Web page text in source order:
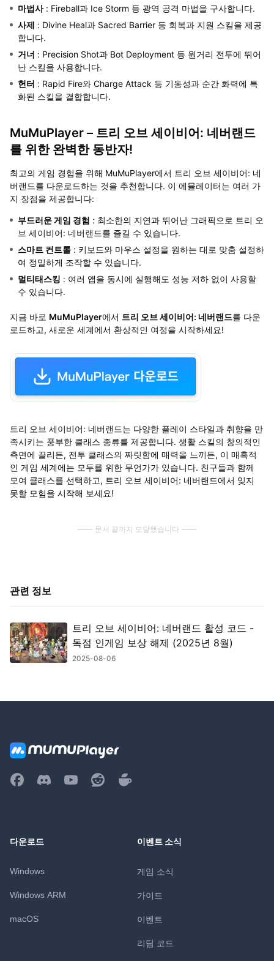
마법사: Fireball과 Ice Storm 등 광역 공격 마법을 구사합니다.
사제 : Divine Heal과 Sacred Barrier 등 회복과 지원 스킬을 제공
합니다.
거너 : Precision Shot과 Bot Deployment 등 원거리 전투에 뛰어
난 스킬을 사용합니다.
헌터 : Rapid Fire와 Charge Attack 등 기동성과 순간 화력에 특
화된 스킬을 결합합니다.
MuMuPlayer – 트리 오브 세이비어: 네버랜드
를 위한 완벽한 동반자!
최고의 게임 경험을 위해 MuMuPlayer에서 트리 오브 세이비어: 네
버랜드를 다운로드하는 것을 추천합니다. 이 에뮬레이터는 여러 가
지 장점을 제공합니다:
부드러운 게임 경험 : 최소한의 지연과 뛰어난 그래픽으로 트리 오
브 세이비어: 네버랜드를 즐길 수 있습니다.
스마트 컨트롤: 키보드와 마우스 설정을 원하는 대로 맞춤 설정하
여 정밀하게 조작할 수 있습니다.
멀티태스킹 : 여러 앱을 동시에 실행해도 성능 저하 없이 사용할
수 있습니다.
지금 바로 MuMuPlayer에서 트리 오브 세이비어: 네버랜드를 다운
로드하고, 새로운 세계에서 환상적인 여정을 시작하세요!
트리 오브 세이비어: 네버랜드는 다양한 플레이 스타일과 취향을 만
족시키는 풍부한 클래스 종류를 제공합니다. 생활 스킬의 창의적인
측면에 끌리든, 전투 클래스의 짜릿함에 매력을 느끼든, 이 매혹적
인 게임 세계에는 모두를 위한 무언가가 있습니다. 친구들과 함께
모여 클래스를 선택하고, 트리 오브 세이비어: 네버랜드에서 잊지
못할 모험을 시작해 보세요!
문서 끝까지 도달했습니다
관련 정보
트리 오브 세이비어: 네버랜드 활성 코드 -
독점 인게임 보상 해제 (2025년 8월)
2025-08-06
다운로드
Windows
Windows ARM
macOS
이벤트 소식
게임 소식
가이드
이벤트
리딤 코드